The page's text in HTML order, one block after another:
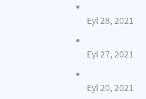
Eyl 28, 2021
Eyl 27, 2021
Eyl 20, 2021